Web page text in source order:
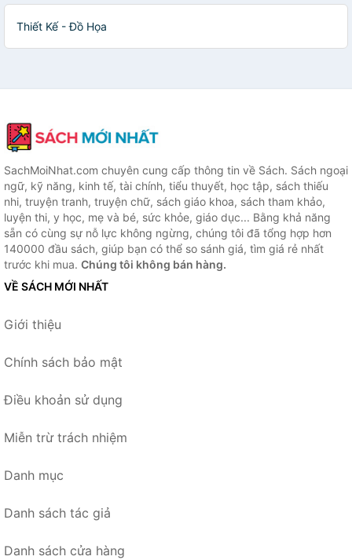
Thiết Kế - Đồ Họa
SachMoiNhat.com chuyên cung cấp thông tin về Sách. Sách ngoại
ngữ, kỹ năng, kinh tế, tài chính, tiểu thuyết, học tập, sách thiếu
nhi, truyện tranh, truyện chữ, sách giáo khoa, sách tham khảo,
luyện thi, y học, mẹ và bé, sức khỏe, giáo dục... Bằng khả năng
sẵn có cùng sự nỗ lực không ngừng, chúng tôi đã tổng hợp hơn
140000 đầu sách, giúp bạn có thể so sánh giá, tìm giá rẻ nhất
trước khi mua. Chúng tôi không bán hàng.
VỀ SÁCH MỚI NHẤT
Giới thiệu
Chính sách bảo mật
Điều khoản sử dụng
Miễn trừ trách nhiệm
Danh mục
Danh sách tác giả
Danh sách cửa hàng